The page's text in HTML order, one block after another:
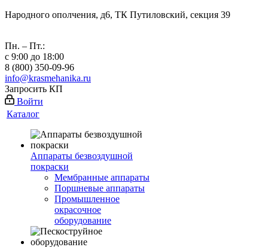
Народного ополчения, д6, ТК Путиловский, секция 39
Пн. – Пт.:
с 9:00 до 18:00
8 (800) 350-09-96
info@krasmehanika.ru
Запросить КП
Войти
Каталог
Аппараты безвоздушной
покраски
Мембранные аппараты
Поршневые аппараты
Промышленное
окрасочное
оборудование